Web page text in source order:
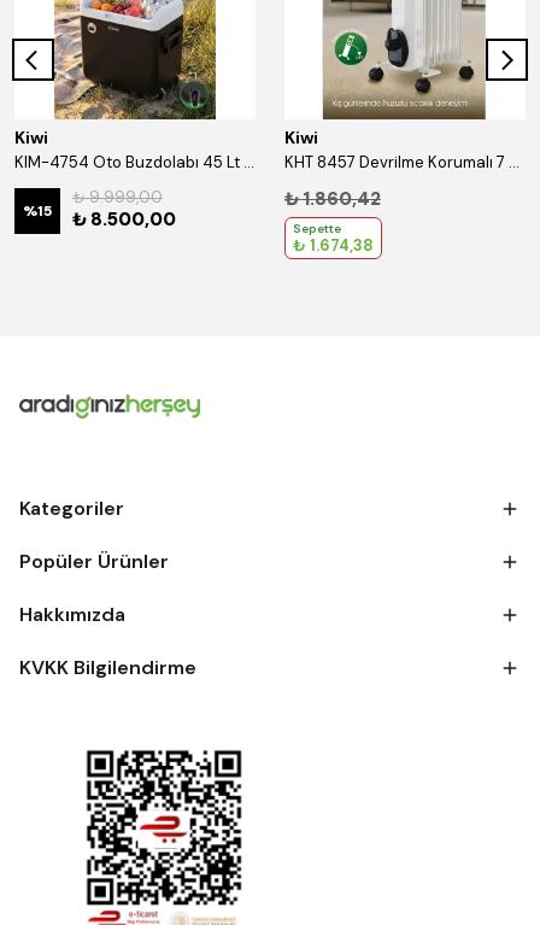
Kiwi
KIM-4754 Oto Buzdolabı 45 Lt Hacim 12V/24V Tekerlekli Şişe Açacaklı Tahliye Delikli
%15
₺ 9.999,00
₺ 8.500,00
Kiwi
KHT 8457 Devrilme Korumalı 7 Bölmeli Yağlı Radyatör Beyaz
₺ 1.860,42
Sepette
₺ 1.674,38
Kategoriler
Popüler Ürünler
Hakkımızda
KVKK Bilgilendirme